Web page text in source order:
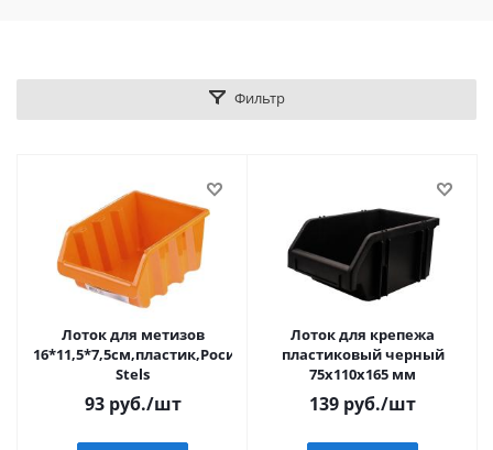
Фильтр
Лоток для метизов
16*11,5*7,5см,пластик,Росия
Stels
93руб./шт
Лоток для крепежа
пластиковый черный
75х110х165 мм
139 руб./шт